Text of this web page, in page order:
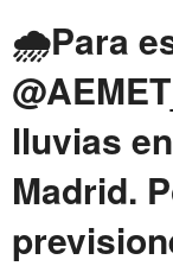
🌧️Para
lluvias
Madrid.